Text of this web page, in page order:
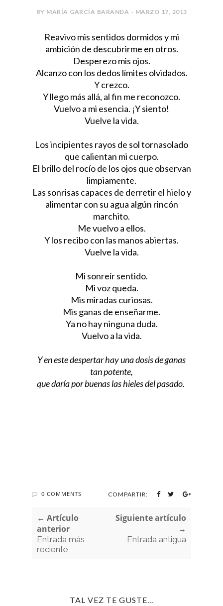
BY MARÍA GARCÍA BARANDA - MARZO 17, 2013
Reavivo mis sentidos dormidos y mi
ambición de descubrirme en otros.
Desperezo mis ojos.
Alcanzo con los dedos límites olvidados.
Y crezco.
Y llego más allá, al fin me reconozco.
Vuelvo a mi esencia. ¡Y siento!
Vuelve la vida.
Los incipientes rayos de sol tornasolado
que calientan mi cuerpo.
El brillo del rocío de los ojos que observan
limpiamente.
Las sonrisas capaces de derretir el hielo y
alimentar con su agua algún rincón
marchito.
Me vuelvo a ellos.
Y los recibo con las manos abiertas.
Vuelve la vida.
Mi sonreír sentido.
Mi voz queda.
Mis miradas curiosas.
Mis ganas de enseñarme.
Ya no hay ninguna duda.
Vuelvo a la vida.
Y en este despertar hay una dosis de ganas
tan potente,
que daría por buenas las hieles del pasado.
0 COMMENTS COMPARTIR:
← Artículo
anterior
Entrada más
reciente
Siguiente artículo
→
Entrada antigua
TAL VEZ TE GUSTE...